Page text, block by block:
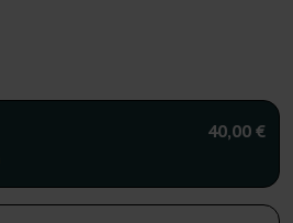
40,00 €